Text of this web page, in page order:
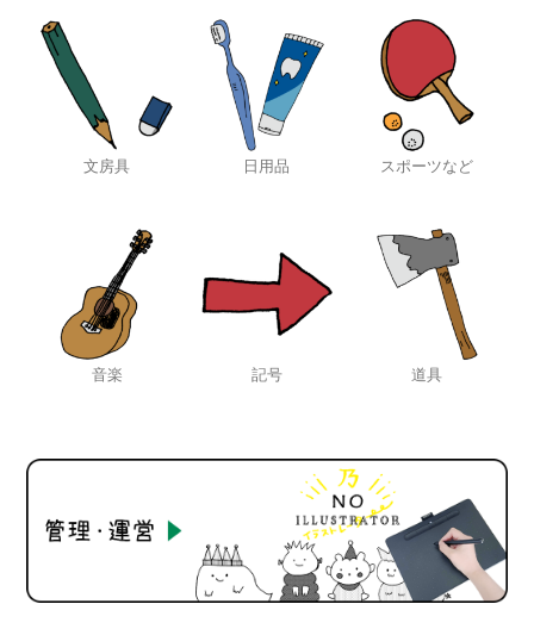
文房具 日用品 スポーツなど
音楽 記号 道具